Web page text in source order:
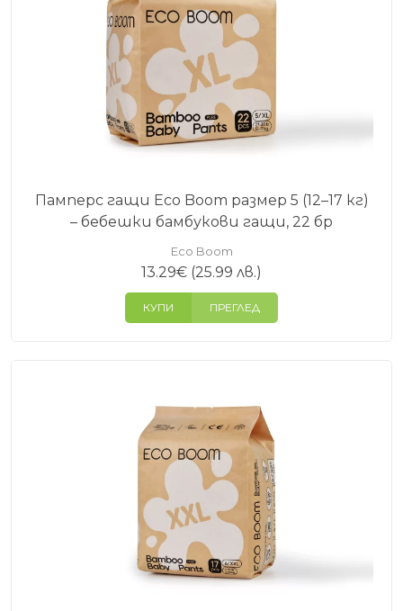
Основната разлика е във формата. Гащите се
обуват като бельо и са по-удобни за активни деца,
когато смяната с класическа пелена става по-
Подходящи ли са за чувствителна кожа?
Да. Формулата е без аромати, лосиони, латекс и
фталати, а в контактните зони се използва
В какви размери се предлагат памперс гащите
Серията е налична в размери 3, 4, 5 и 6, така че
можете да изберете подходящ вариант според
килограмите, активността и етапа на развитие
и дома. Ако искате да разгледате всички
продукти на марката, вижтеECO BOOM
Ако търсите еко пелени за всеки ден,
Eco Boom Pure
. Ако искате по-
стабилно фиксиране и по-сигурно прилягане,
Eco Boom Premium.
Памперс гащи Eco Boom размер 5 (12–17 кг)
– бебешки бамбукови гащи, 22 бр
Eco Boom
13.29€ (25.99 лв.)
КУПИ ПРЕГЛЕД